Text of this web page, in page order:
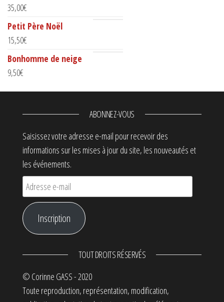
35,00€
Petit Père Noël
15,50€
Bonhomme de neige
9,50€
ABONNEZ-VOUS
Saisissez votre adresse e-mail pour recevoir des
informations sur les mises à jour du site, les nouveautés et
les événements.
Adresse e-mail
Inscription
TOUT DROITS RÉSERVÉS
© Corinne GASS - 2020
Toute reproduction, représentation, modification,